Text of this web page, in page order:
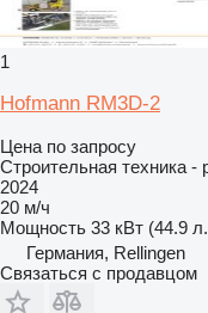
1
Hofmann RM3D-2
Цена по запросу
Строительная техника
2024
20 м/ч
Мощность 33 кВт (44.9
Германия, Rellingen
Связаться с продавцом